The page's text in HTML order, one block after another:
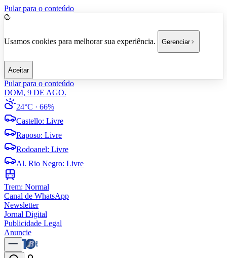
Pular para o conteúdo
Usamos cookies para melhorar sua experiência. Gerenciar
Aceitar
Pular para o conteúdo
DOM, 9 DE AGO.
24°C · 66%
Castello: Livre
Raposo: Livre
Rodoanel: Livre
Al. Rio Negro: Livre
Trem: Normal
Canal de WhatsApp
Newsletter
Jornal Digital
Publicidade Legal
Anuncie